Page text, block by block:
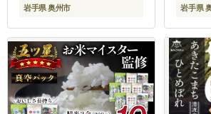
岩手県 奥州市 岩手県